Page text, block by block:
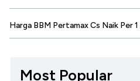
Harga BBM Pertamax Cs Naik Per
Most Popular